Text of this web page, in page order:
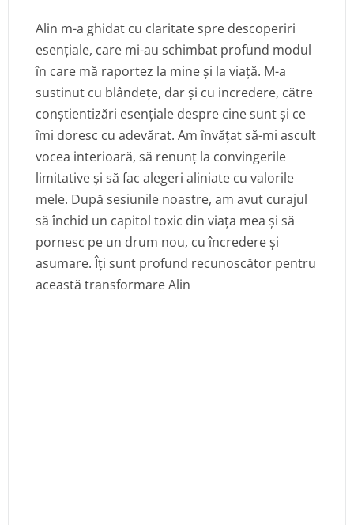
Alin m-a ghidat cu claritate spre descoperiri
esențiale, care mi-au schimbat profund modul
în care mă raportez la mine și la viață. M-a
sustinut cu blândețe, dar și cu incredere, către
conștientizări esențiale despre cine sunt și ce
îmi doresc cu adevărat. Am învățat să-mi ascult
vocea interioară, să renunț la convingerile
limitative și să fac alegeri aliniate cu valorile
mele. După sesiunile noastre, am avut curajul
să închid un capitol toxic din viața mea și să
pornesc pe un drum nou, cu încredere și
asumare. Îți sunt profund recunoscător pentru
această transformare Alin